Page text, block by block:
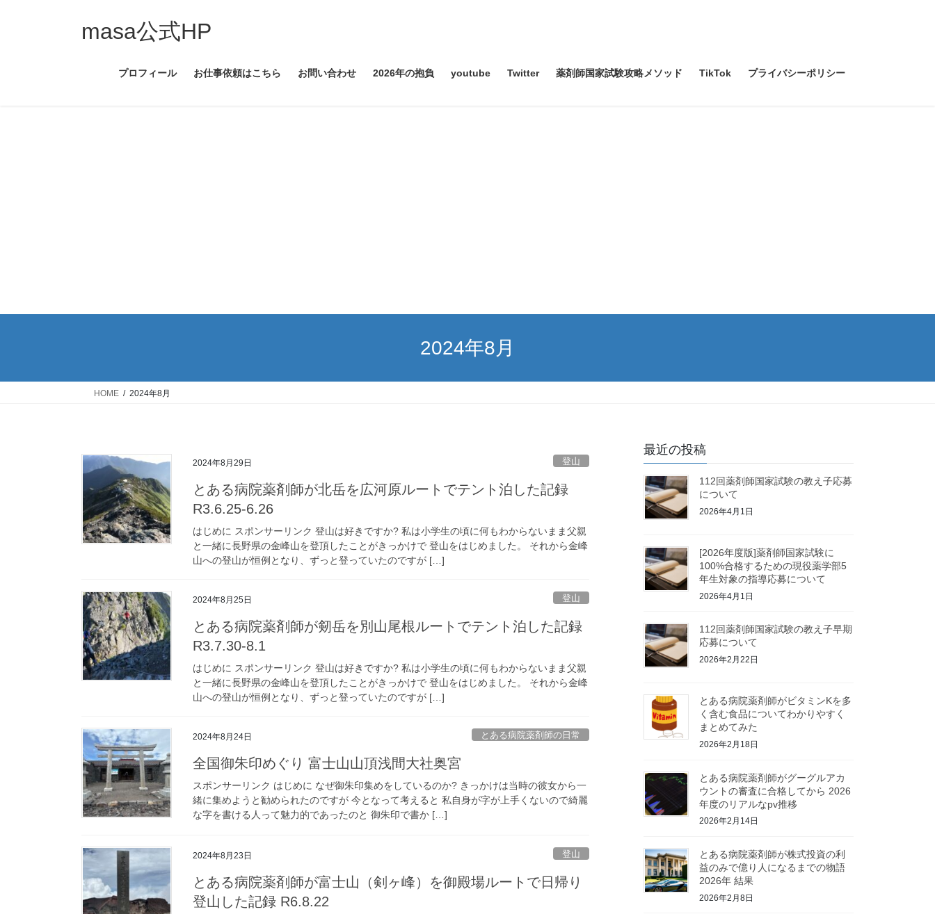
masa公式HP
プロフィール お仕事依頼はこちら お問い合わせ 2026年の抱負 youtube Twitter 薬剤師国家試験攻略メソッド TikTok プライバシーポリシー
2024年8月
HOME 2024年8月
2024年8月29日 登山
とある病院薬剤師が北岳を広河原ルートでテント泊した記録
R3.6.25-6.26
はじめに スポンサーリンク 登山は好きですか? 私は小学生の頃に何もわからないまま父親
と一緒に長野県の金峰山を登頂したことがきっかけで 登山をはじめました。 それから金峰
山への登山が恒例となり、ずっと登っていたのですが […]
2024年8月25日 登山
とある病院薬剤師が剱岳を別山尾根ルートでテント泊した記録
R3.7.30-8.1
はじめに スポンサーリンク 登山は好きですか? 私は小学生の頃に何もわからないまま父親
と一緒に長野県の金峰山を登頂したことがきっかけで 登山をはじめました。 それから金峰
山への登山が恒例となり、ずっと登っていたのですが […]
2024年8月24日 とある病院薬剤師の日常
全国御朱印めぐり 富士山山頂浅間大社奥宮
スポンサーリンク はじめに なぜ御朱印集めをしているのか? きっかけは当時の彼女から一
緒に集めようと勧められたのですが 今となって考えると 私自身が字が上手くないので綺麗
な字を書ける人って魅力的であったのと 御朱印で書か […]
2024年8月23日 登山
とある病院薬剤師が富士山（剣ヶ峰）を御殿場ルートで日帰り
登山した記録 R6.8.22
最近の投稿
112回薬剤師国家試験の教え子応募
について
2026年4月1日
[2026年度版]薬剤師国家試験に
100%合格するための現役薬学部5
年生対象の指導応募について
2026年4月1日
112回薬剤師国家試験の教え子早期
応募について
2026年2月22日
とある病院薬剤師がビタミンKを多
く含む食品についてわかりやすく
まとめてみた
2026年2月18日
とある病院薬剤師がグーグルアカ
ウントの審査に合格してから 2026
年度のリアルなpv推移
2026年2月14日
とある病院薬剤師が株式投資の利
益のみで億り人になるまでの物語
2026年 結果
2026年2月8日